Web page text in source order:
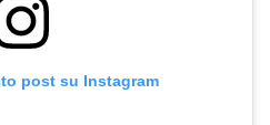
post su Instagram